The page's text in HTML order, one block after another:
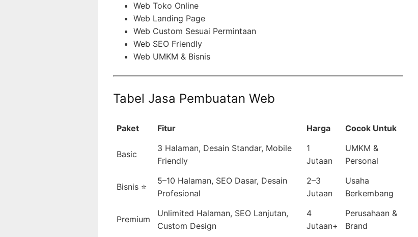
Web Toko Online
Web Landing Page
Web Custom Sesuai Permintaan
Web SEO Friendly
Web UMKM & Bisnis
Tabel Jasa Pembuatan Web
Paket Fitur Harga Cocok Untuk
Basic
3 Halaman, Desain Standar, Mobile
Friendly
1
Jutaan
UMKM &
Personal
Bisnis ⭐
5–10 Halaman, SEO Dasar, Desain
Profesional
2–3
Jutaan
Usaha
Berkembang
Premium
Unlimited Halaman, SEO Lanjutan,
Custom Design
4
Jutaan+
Perusahaan &
Brand